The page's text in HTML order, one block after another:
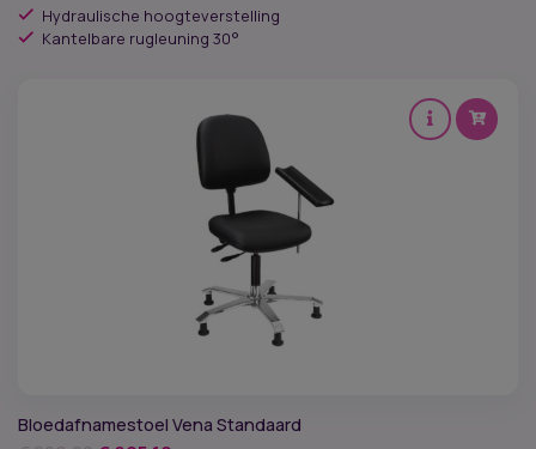
€ 2.173,00.€ 1.847,05.
Hydraulische hoogteverstelling
Kantelbare rugleuning 30°
Bloedafnamestoel Vena Standaard